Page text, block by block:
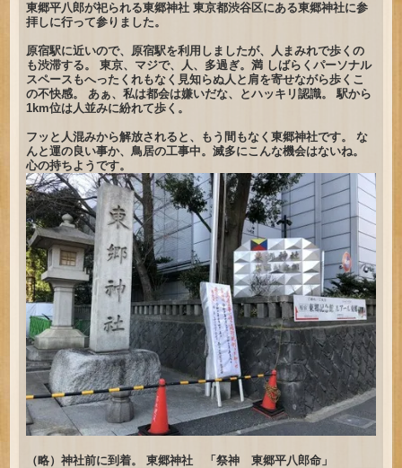
東郷平八郎が祀られる東郷神社 東京都渋谷区にある東郷神社に参
拝しに行って参りました。
原宿駅に近いので、原宿駅を利用しましたが、人まみれで歩くの
も渋滞する。 東京、マジで、人、多過ぎ。満 しばらくパーソナル
スペースもへったくれもなく見知らぬ人と肩を寄せながら歩くこ
の不快感。 あぁ、私は都会は嫌いだな、とハッキリ認識。 駅から
1km位は人並みに紛れて歩く。
フッと人混みから解放されると、もう間もなく東郷神社です。 な
んと運の良い事か、鳥居の工事中。滅多にこんな機会はないね。
心の持ちようです。
（略）神社前に到着。 東郷神社 「祭神 東郷平八郎命」